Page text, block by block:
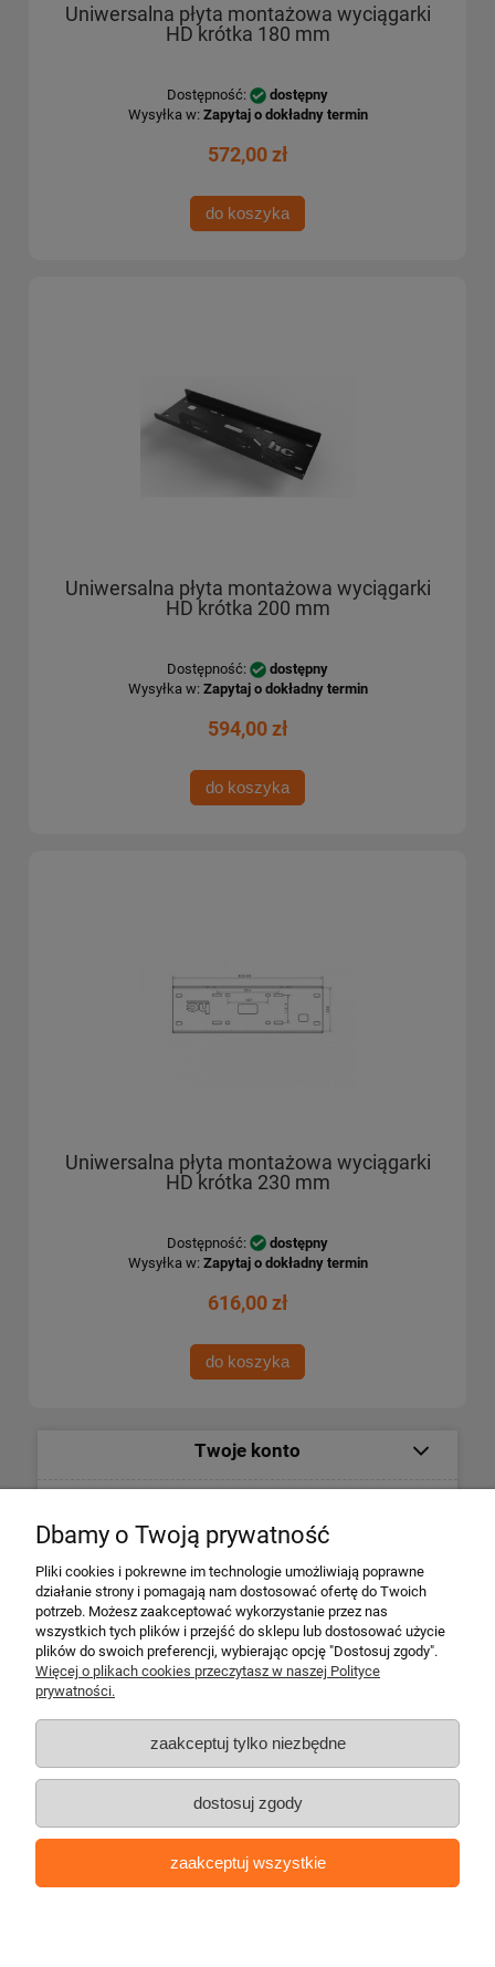
Uniwersalna płyta montażowa wyciągarki
HD krótka 180 mm
Dostępność:
dostępny
Wysyłka w: Zapytaj o dokładny termin
572,00 zł
do koszyka
Uniwersalna płyta montażowa wyciągarki
HD krótka 200 mm
Dostępność:
dostępny
Wysyłka w: Zapytaj o dokładny termin
594,00 zł
do koszyka
Uniwersalna płyta montażowa wyciągarki
HD krótka 230 mm
Dostępność:
dostępny
Wysyłka w: Zapytaj o dokładny termin
616,00 zł
do koszyka
Twoje konto
Płatności i dostawa
Informacje o firmie
Escape 4x4
ul. Krakowska 197
34-124 Klecza Dolna
tel. 509 700 949
tel. 883 701 161
biuro@escape4x4.pl
Sklep stacjonarny czynny:
Pon-pt: 8.00-16.00
Dbamy o Twoją prywatność
Pliki cookies i pokrewne im technologie umożliwiają poprawne
działanie strony i pomagają nam dostosować ofertę do Twoich
potrzeb. Możesz zaakceptować wykorzystanie przez nas
wszystkich tych plików i przejść do sklepu lub dostosować użycie
plików do swoich preferencji, wybierając opcję "Dostosuj zgody".
Więcej o plikach cookies przeczytasz w naszej Polityce
prywatności.
zaakceptuj tylko niezbędne
dostosuj zgody
zaakceptuj wszystkie